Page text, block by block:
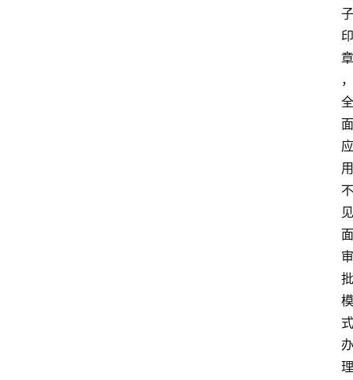
子
印
章
，
全
面
应
用
不
见
面
审
批
模
式
办
理